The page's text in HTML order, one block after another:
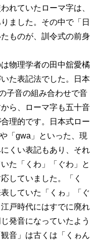
れていたローマ字は、
ました。その中で「日
ものが、訓令式の前身
物理学者の田中舘愛橘
た表記法でした。日本
子音の組み合わせで音
ら、ローマ字も五十音
理的です。日本式ロー
「gwa」といった、現
くい表記もあり、それ
た「くわ」「ぐわ」と
していました。「く
していた「くゎ」「ぐ
戸時代にはすでに廃れ
発音になっていたよう
音」は古くは「くゎん